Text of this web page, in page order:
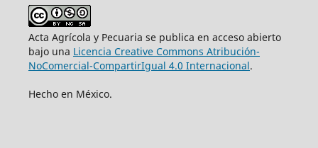
Acta Agrícola y Pecuaria se publica en acceso abierto
bajo una Licencia Creative Commons Atribución-
NoComercial-CompartirIgual 4.0 Internacional.
Hecho en México.